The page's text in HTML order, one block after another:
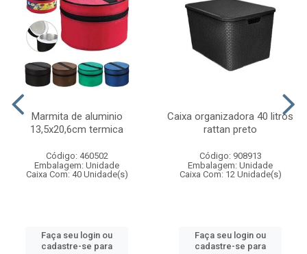
Marmita de aluminio
13,5x20,6cm termica
Código: 460502
Embalagem: Unidade
Caixa Com: 40 Unidade(s)
Faça seu login ou
cadastre-se para
Caixa organizadora 40 litros
rattan preto
Código: 908913
Embalagem: Unidade
Caixa Com: 12 Unidade(s)
Faça seu login ou
cadastre-se para